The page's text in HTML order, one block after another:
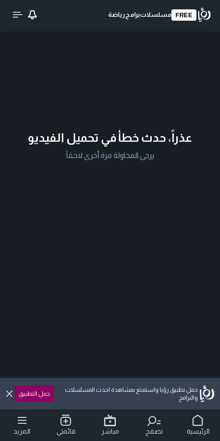
FREE مسلسلاتبرامج رياضة
عذراً، حدث خطأ في تحميل الفيديو
يرجى المحاولة مرة أخرى لاحقاً
حمل تطبيق رؤيا واستمتع بمشاهدة احدث المسلسلات
والبرامج
حمل التطبيق
الرئيسية تصفح مباشر قائمتي المزيد